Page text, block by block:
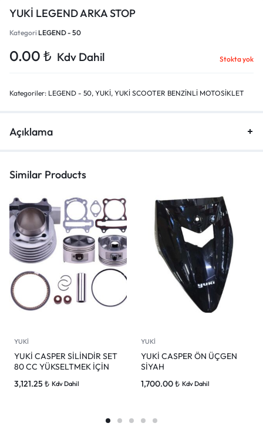
YUKİ LEGEND ARKA STOP
Kategori LEGEND - 50
0.00 ₺ Kdv Dahil Stokta yok
Kategoriler: LEGEND - 50, YUKİ, YUKİ SCOOTER BENZİNLİ MOTOSİKLET
Açıklama
Similar Products
YUKİ
YUKİ CASPER SİLİNDİR SET
80 CC YÜKSELTMEK İÇİN
3,121.25 ₺ Kdv Dahil
YUKİ
YUKİ CASPER ÖN ÜÇGEN
SİYAH
1,700.00₺ Kdv Dahil